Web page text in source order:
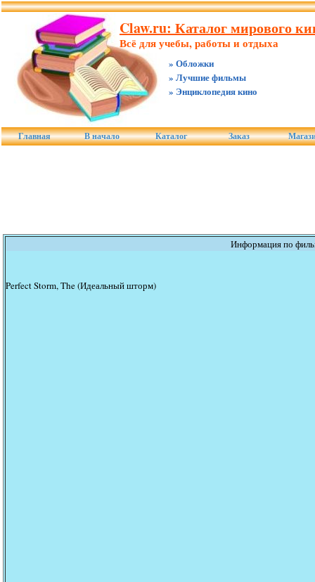
Claw.ru: Каталог мирового
Всё для учебы, работы и отдыха
» Обложки
» Лучшие фильмы
» Энциклопедия кино
Главная В начало Каталог Заказ
Информация по
Perfect Storm, The (Идеальный шторм)